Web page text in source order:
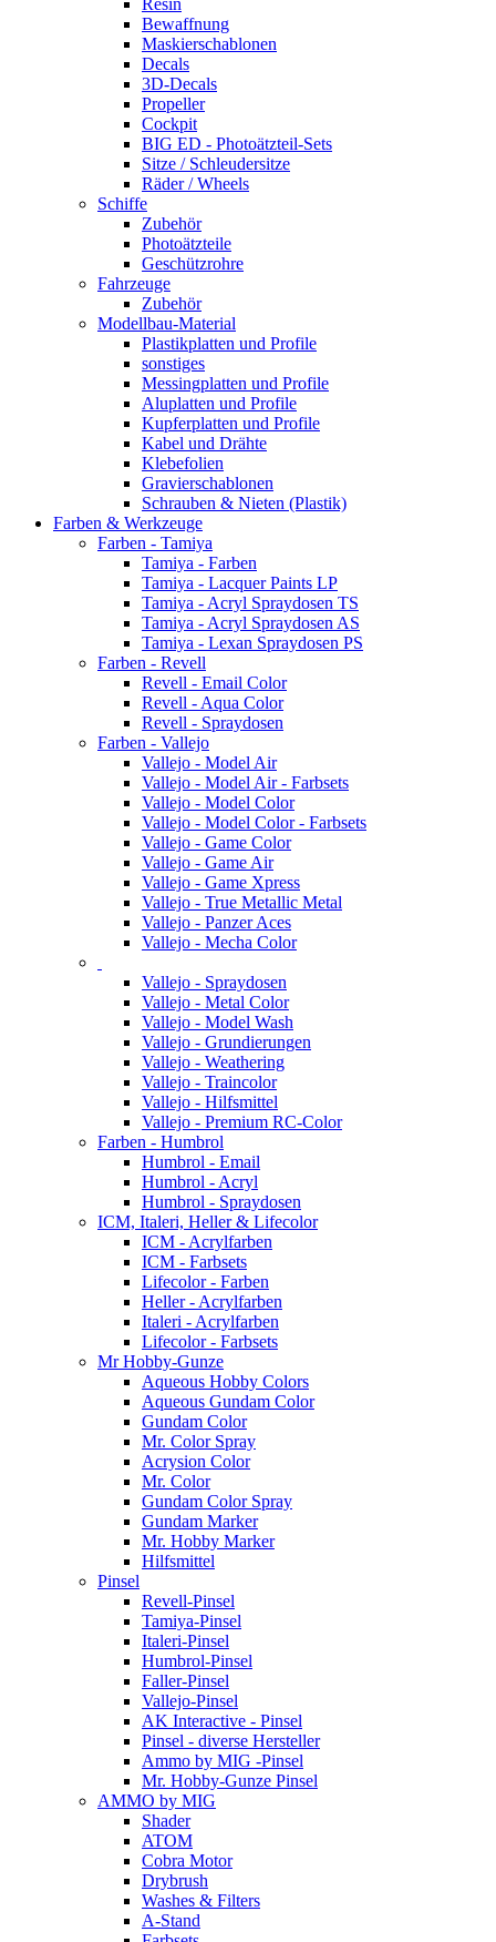
Resin
Bewaffnung
Maskierschablonen
Decals
3D-Decals
Propeller
Cockpit
BIG ED - Photoätzteil-Sets
Sitze / Schleudersitze
Räder / Wheels
Schiffe
Zubehör
Photoätzteile
Geschützrohre
Fahrzeuge
Zubehör
Modellbau-Material
Plastikplatten und Profile
sonstiges
Messingplatten und Profile
Aluplatten und Profile
Kupferplatten und Profile
Kabel und Drähte
Klebefolien
Gravierschablonen
Schrauben & Nieten (Plastik)
Farben & Werkzeuge
Farben - Tamiya
Tamiya - Farben
Tamiya - Lacquer Paints LP
Tamiya - Acryl Spraydosen TS
Tamiya - Acryl Spraydosen AS
Tamiya - Lexan Spraydosen PS
Farben - Revell
Revell - Email Color
Revell - Aqua Color
Revell - Spraydosen
Farben - Vallejo
Vallejo - Model Air
Vallejo - Model Air - Farbsets
Vallejo - Model Color
Vallejo - Model Color - Farbsets
Vallejo - Game Color
Vallejo - Game Air
Vallejo - Game Xpress
Vallejo - True Metallic Metal
Vallejo - Panzer Aces
Vallejo - Mecha Color
Vallejo - Spraydosen
Vallejo - Metal Color
Vallejo - Model Wash
Vallejo - Grundierungen
Vallejo - Weathering
Vallejo - Traincolor
Vallejo - Hilfsmittel
Vallejo - Premium RC-Color
Farben - Humbrol
Humbrol - Email
Humbrol - Acryl
Humbrol - Spraydosen
ICM, Italeri, Heller & Lifecolor
ICM - Acrylfarben
ICM - Farbsets
Lifecolor - Farben
Heller - Acrylfarben
Italeri - Acrylfarben
Lifecolor - Farbsets
Mr Hobby-Gunze
Aqueous Hobby Colors
Aqueous Gundam Color
Gundam Color
Mr. Color Spray
Acrysion Color
Mr. Color
Gundam Color Spray
Gundam Marker
Mr. Hobby Marker
Hilfsmittel
Pinsel
Revell-Pinsel
Tamiya-Pinsel
Italeri-Pinsel
Humbrol-Pinsel
Faller-Pinsel
Vallejo-Pinsel
AK Interactive - Pinsel
Pinsel - diverse Hersteller
Ammo by MIG -Pinsel
Mr. Hobby-Gunze Pinsel
AMMO by MIG
Shader
ATOM
Cobra Motor
Drybrush
Washes & Filters
A-Stand